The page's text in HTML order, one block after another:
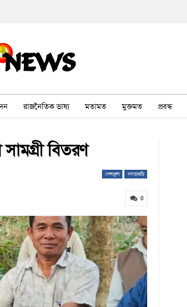
রাজনৈতিক ভাষ্য মতামত মুক্তমত প্রবন্ধ
বিতরণ
খেলাধুলা খাগড়াছড়ি
0